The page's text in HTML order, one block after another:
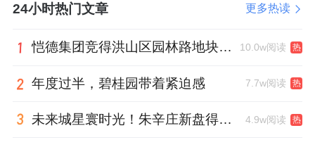
24小时热门文章 更多热读
恺德集团竞得洪山区园林路地块，引入贝好家C2M产品定位及营销服务 10.0w阅读 热
年度过半，碧桂园带着紧迫感 7.7w阅读 热
未来城星寰时光！朱辛庄新盘得房率创新高 4.9w阅读 热